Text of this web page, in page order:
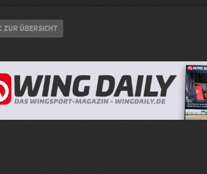
zur Übersicht